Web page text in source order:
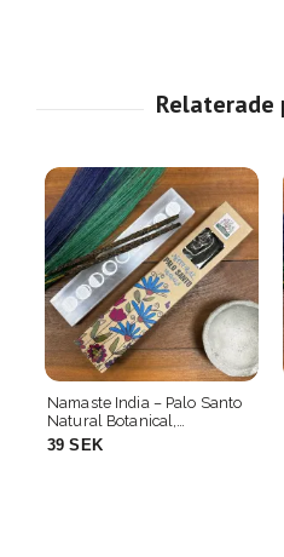
Namaste India – White Sage
Natural Botanical,
rökelsepinnar
39 SEK